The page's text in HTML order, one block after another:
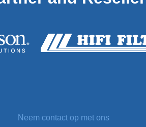
Neem contact op met ons